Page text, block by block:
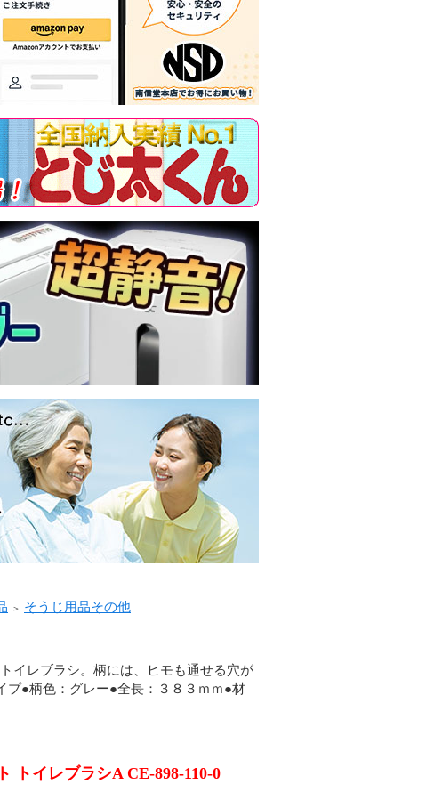
＞ そうじ用品その他
イレブラシ。柄には、ヒモも通せる穴が
プ●柄色：グレー●全長：３８３ｍｍ●材
トイレブラシA CE-898-110-0